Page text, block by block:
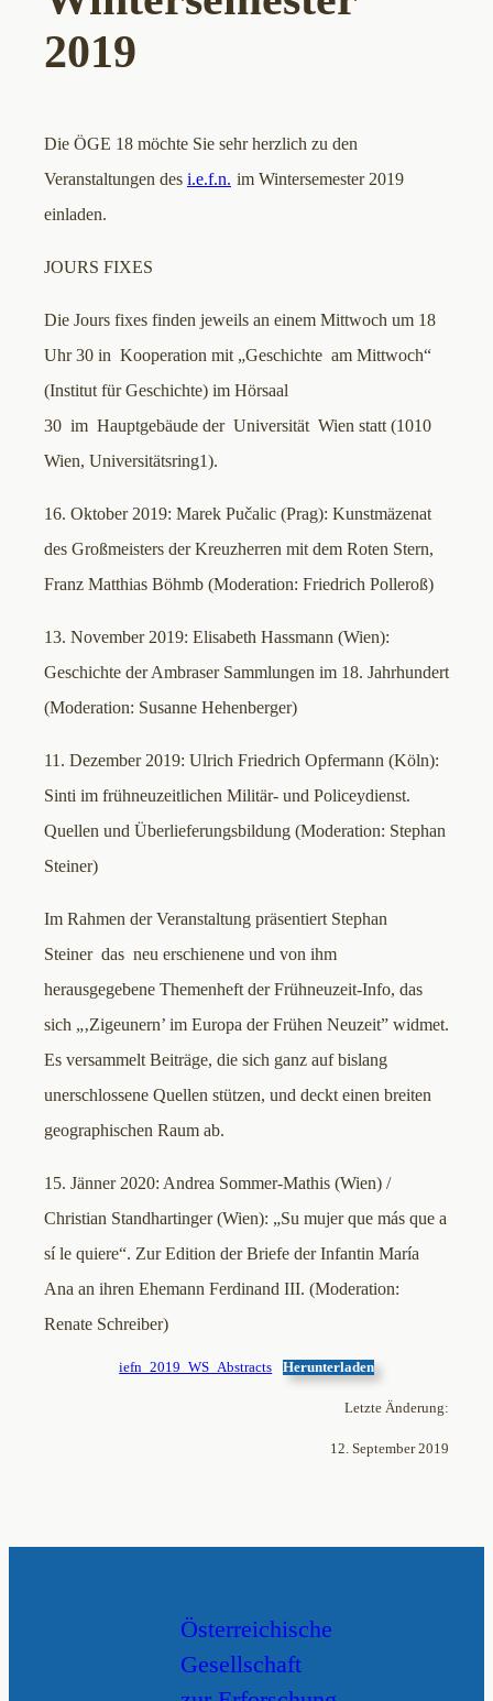
2019
Die ÖGE 18 möchte Sie sehr herzlich zu den
Veranstaltungen des i.e.f.n. im Wintersemester 2019
einladen.
JOURS FIXES
Die Jours fixes finden jeweils an einem Mittwoch um 18
Uhr 30 in Kooperation mit „Geschichte am Mittwoch“
(Institut für Geschichte) im Hörsaal
30 im Hauptgebäude der Universität Wien statt (1010
Wien, Universitätsring1).
16. Oktober 2019: Marek Pučalic (Prag): Kunstmäzenat
des Großmeisters der Kreuzherren mit dem Roten Stern,
Franz Matthias Böhmb (Moderation: Friedrich Polleroß)
13. November 2019: Elisabeth Hassmann (Wien):
Geschichte der Ambraser Sammlungen im 18. Jahrhundert
(Moderation: Susanne Hehenberger)
11. Dezember 2019: Ulrich Friedrich Opfermann (Köln):
Sinti im frühneuzeitlichen Militär- und Policeydienst.
Quellen und Überlieferungsbildung (Moderation: Stephan
Steiner)
Im Rahmen der Veranstaltung präsentiert Stephan
Steiner das neu erschienene und von ihm
herausgegebene Themenheft der Frühneuzeit-Info, das
sich „‚Zigeunern’ im Europa der Frühen Neuzeit” widmet.
Es versammelt Beiträge, die sich ganz auf bislang
unerschlossene Quellen stützen, und deckt einen breiten
geographischen Raum ab.
15. Jänner 2020: Andrea Sommer-Mathis (Wien) /
Christian Standhartinger (Wien): „Su mujer que más que a
sí le quiere“. Zur Edition der Briefe der Infantin María
Ana an ihren Ehemann Ferdinand III. (Moderation:
Renate Schreiber)
iefn_2019_WS_Abstracts Herunterladen
Letzte Änderung:
12. September 2019
Österreichische
Gesellschaft